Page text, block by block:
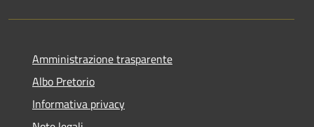
Amministrazione trasparente
Albo Pretorio
Informativa privacy